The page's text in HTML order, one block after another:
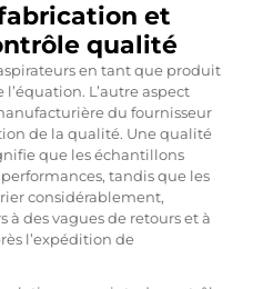
et
qualité
en tant que produit
L’autre aspect
du fournisseur
de la qualité. Une qualité
que les échantillons
tandis que les
considérablement,
des vagues de retours et à
l’expédition de